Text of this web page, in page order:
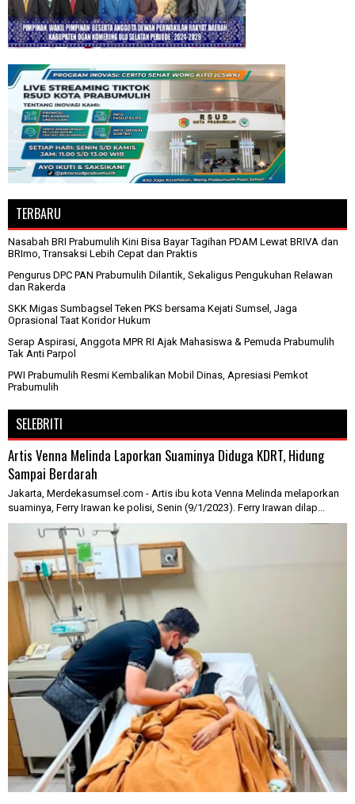
TERBARU
Nasabah BRI Prabumulih Kini Bisa Bayar Tagihan PDAM Lewat BRIVA dan
BRImo, Transaksi Lebih Cepat dan Praktis
Pengurus DPC PAN Prabumulih Dilantik, Sekaligus Pengukuhan Relawan
dan Rakerda
SKK Migas Sumbagsel Teken PKS bersama Kejati Sumsel, Jaga
Oprasional Taat Koridor Hukum
Serap Aspirasi, Anggota MPR RI Ajak Mahasiswa & Pemuda Prabumulih
Tak Anti Parpol
PWI Prabumulih Resmi Kembalikan Mobil Dinas, Apresiasi Pemkot
Prabumulih
SELEBRITI
Artis Venna Melinda Laporkan Suaminya Diduga KDRT, Hidung
Sampai Berdarah
Jakarta, Merdekasumsel.com - Artis ibu kota Venna Melinda melaporkan
suaminya, Ferry Irawan ke polisi, Senin (9/1/2023). Ferry Irawan dilap...